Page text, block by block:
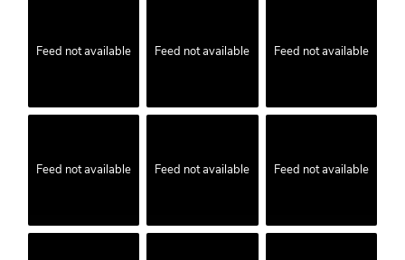
Feed not available Feed not available Feed not available
Feed not available Feed not available Feed not available